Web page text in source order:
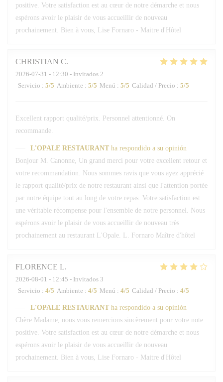
positive. Votre satisfaction est au cœur de notre démarche et nous
espérons avoir le plaisir de vous accueillir de nouveau
prochainement. Bien à vous, Lise Fornaro - Maitre d'Hôtel
CHRISTIAN C
2026-07-31 - 12:30 - Invitados 2
Servicio : 5/5 Ambiente : 5/5 Menú : 5/5 Calidad / Precio : 5/5
Excellent rapport qualité/prix. Personnel attentionné. On
recommande.
L'OPALE RESTAURANT ha respondido a su opinión
Bonjour M. Canonne, Un grand merci pour votre excellent retour et
votre recommandation. Nous sommes ravis que vous ayez apprécié
le rapport qualité/prix de notre restaurant ainsi que l'attention portée
par notre équipe tout au long de votre repas. Votre satisfaction est
une véritable récompense pour l'ensemble de notre personnel. Nous
espérons avoir le plaisir de vous accueillir de nouveau très
prochainement au restaurant L'Opale. L. Fornaro Maître d'hôtel
FLORENCE L
2026-08-01 - 12:45 - Invitados 3
Servicio : 4/5 Ambiente : 4/5 Menú : 4/5 Calidad / Precio : 4/5
L'OPALE RESTAURANT ha respondido a su opinión
Chère Madame, nous vous remercions sincèrement pour votre note
positive. Votre satisfaction est au cœur de notre démarche et nous
espérons avoir le plaisir de vous accueillir de nouveau
prochainement. Bien à vous, Lise Fornaro - Maitre d'Hôtel